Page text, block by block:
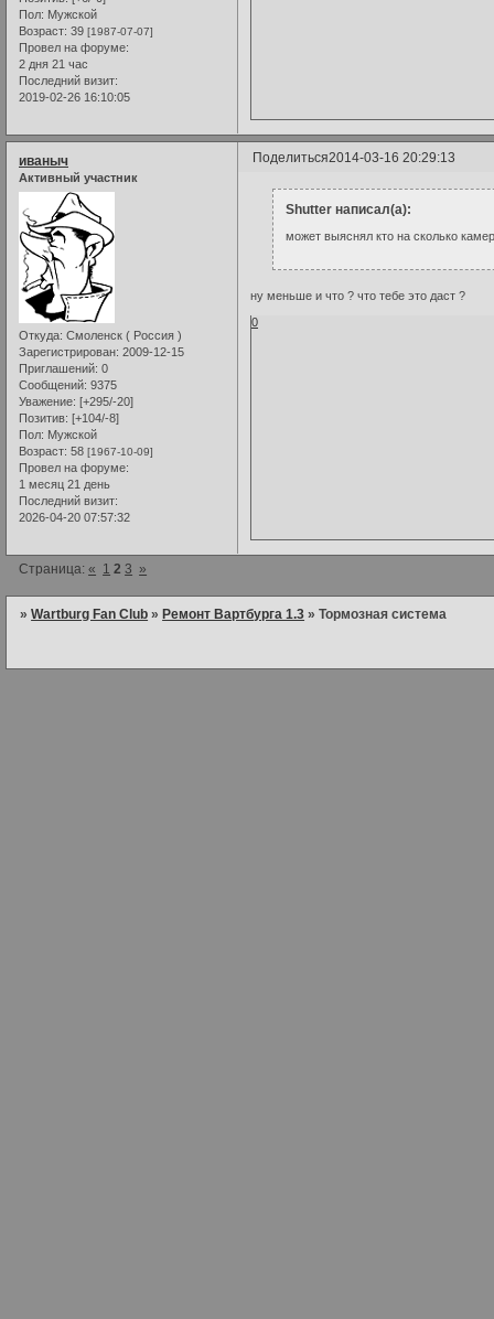
Пол: Мужской
Возраст: 39 [1987-07-07]
Провел на форуме:
2 дня 21 час
Последний визит:
2019-02-26 16:10:05
Поделиться2014-03-16 20:29:13
иваныч
Активный участник
Откуда: Смоленск ( Россия )
Зарегистрирован: 2009-12-15
Приглашений: 0
Сообщений: 9375
Уважение: [+295/-20]
Позитив: [+104/-8]
Пол: Мужской
Возраст: 58 [1967-10-09]
Провел на форуме:
1 месяц 21 день
Последний визит:
2026-04-20 07:57:32
Shutter написал(а):
может выяснял кто на сколько
ну меньше и что ? что тебе это даст ?
0
Страница:« 1 2 3 »
»Wartburg Fan Club » Ремонт Вартбурга 1.3 »Тормозная система